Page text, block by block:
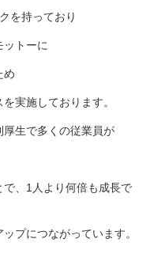
を持っており
ットーに
め
実施しております。
生で多くの従業員が
、1人より何倍も成長で
プにつながっています。